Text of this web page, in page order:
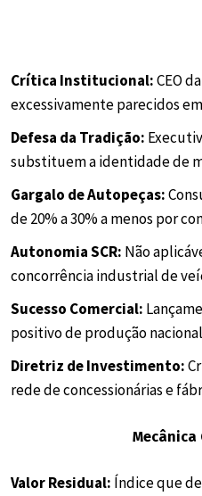
Crítica Institucional:CEO
excessivamente parecidos
Defesa da Tradição:
substituem a identidade de
Gargalo de Autopeças:
de 20% a 30% a menos por
Autonomia SCR: Não
concorrência industrial de
Sucesso Comercial:
positivo de produção
Diretriz de Investimento:
rede de concessionárias e
Mecânica
Valor Residual: Índice que